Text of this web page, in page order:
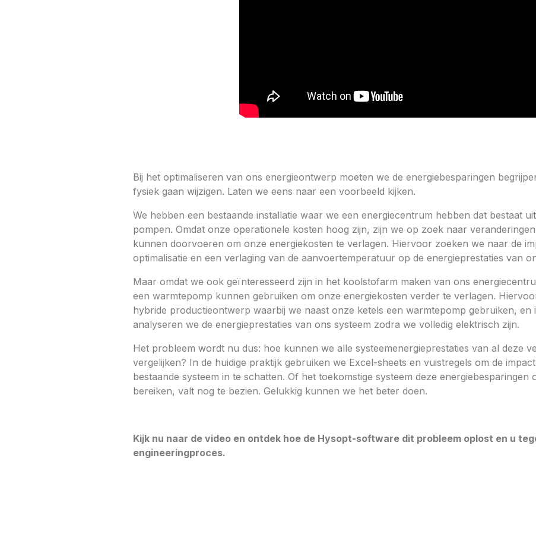
Bij het optimaliseren van ons energieontwerp moeten we de energiebesparingen
fysiek gaan wijzigen. Laten we eens naar een voorbeeld kijken.
We hebben een bestaande installatie waar we een energiecentrum hebben dat bestaat
pompen. Omdat onze operationele kosten hoog zijn, zijn we op zoek naar
kunnen doorvoeren om onze energiekosten te verlagen. Hiervoor zoeken we naar de
optimalisatie en een verlaging van de aanvoertemperatuur op de energieprestaties van
Maar omdat we ook geïnteresseerd zijn in het koolstofarm maken van ons
een warmtepomp kunnen gebruiken om onze energiekosten verder te verlagen.
hybride productieontwerp waarbij we naast onze ketels een warmtepomp gebruiken, en
analyseren we de energieprestaties van ons systeem zodra we volledig elektrisch zijn.
Het probleem wordt nu dus: hoe kunnen we alle systeemenergieprestaties van al deze
vergelijken? In de huidige praktijk gebruiken we Excel-sheets en vuistregels om de
bestaande systeem in te schatten. Of het toekomstige systeem deze energiebesparingen
bereiken, valt nog te bezien. Gelukkig kunnen we het beter doen.
Kijk nu naar de video en ontdek hoe de Hysopt-software dit probleem oplost en u
engineeringproces.